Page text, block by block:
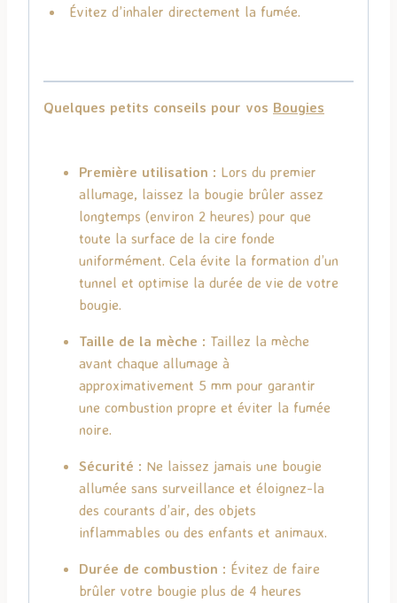
Évitez d’inhaler directement la fumée.
Quelques petits conseils pour vos Bougies
Première utilisation : Lors du premier
allumage, laissez la bougie brûler assez
longtemps (environ 2 heures) pour que
toute la surface de la cire fonde
uniformément. Cela évite la formation d’un
tunnel et optimise la durée de vie de votre
bougie.
Taille de la mèche : Taillez la mèche
avant chaque allumage à
approximativement 5 mm pour garantir
une combustion propre et éviter la fumée
noire.
Sécurité : Ne laissez jamais une bougie
allumée sans surveillance et éloignez-la
des courants d’air, des objets
inflammables ou des enfants et animaux.
Durée de combustion : Évitez de faire
brûler votre bougie plus de 4 heures